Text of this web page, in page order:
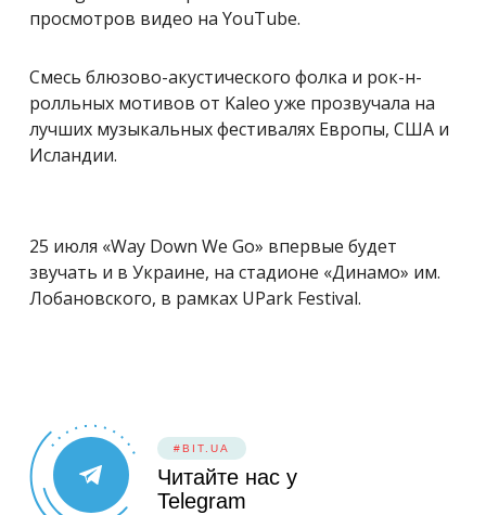
просмотров видео на YouTube.
Смесь блюзово-акустического фолка и рок-н-
ролльных мотивов от Kaleo уже прозвучала на
лучших музыкальных фестивалях Европы, США и
Исландии.
25 июля «Way Down We Go» впервые будет
звучать и в Украине, на стадионе «Динамо» им.
Лобановского, в рамках UPark Festival.
#BIT.UA
Читайте нас у
Telegram